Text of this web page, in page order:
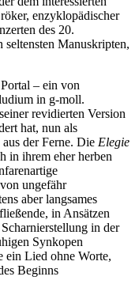
enzyklopädischer
des 20.
seltensten Manuskripten,
– ein von
in g-moll.
revidierten Version
hat, nun als
aus der Ferne. Die Elegie
in ihrem eher herben
ungefähr
aber langsames
in Ansätzen
in der
Synkopen
ein Lied ohne Worte,
Beginns